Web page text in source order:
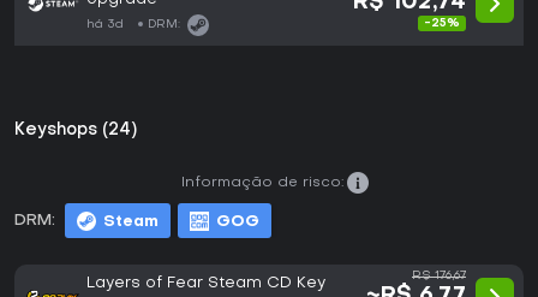
há 3d DRM: -25%
Keyshops (24)
DRM: Steam GOG
Informação de risco:
Layers of Fear Steam CD Key R$ 176,67